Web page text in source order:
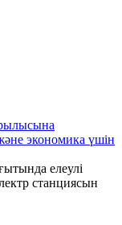
экономика үшін
елеулі
станциясын